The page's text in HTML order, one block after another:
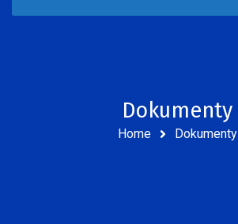
Dokumenty
Home Dokumenty